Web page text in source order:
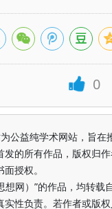
0
益纯学术网站，旨在
的所有作品，版权归
授权。
想网）”的作品，均转
性负责。若作者或版